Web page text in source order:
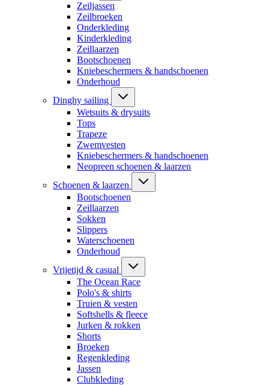
Zeiljassen
Zeilbroeken
Onderkleding
Kinderkleding
Zeillaarzen
Bootschoenen
Kniebeschermers & handschoenen
Onderhoud
Dinghy sailing
Wetsuits & drysuits
Tops
Trapeze
Zwemvesten
Kniebeschermers & handschoenen
Neopreen schoenen & laarzen
Schoenen & laarzen
Bootschoenen
Zeillaarzen
Sokken
Slippers
Waterschoenen
Onderhoud
Vrijetijd & casual
The Ocean Race
Polo's & shirts
Truien & vesten
Softshells & fleece
Jurken & rokken
Shorts
Broeken
Regenkleding
Jassen
Clubkleding